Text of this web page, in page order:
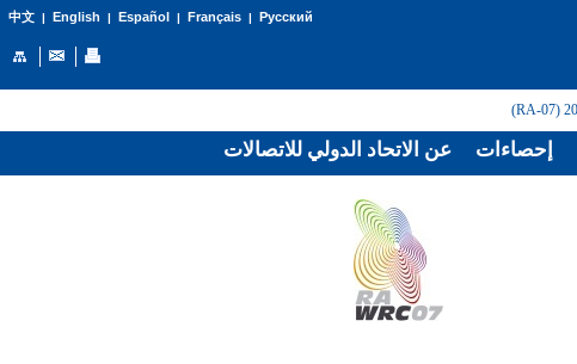
中文| English | Español | Français| Русский
عن الاتحاد الدولي للاتصالات إحصاءات